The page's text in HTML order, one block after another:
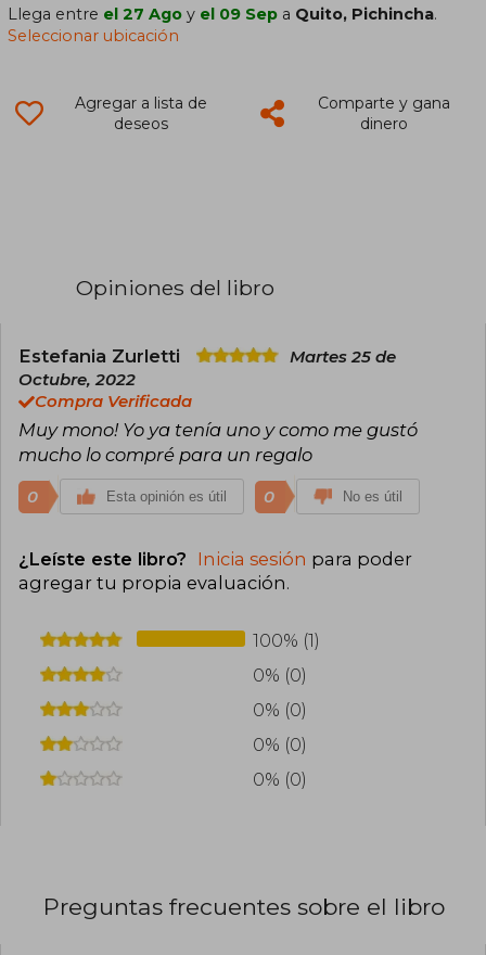
Llega entre el 27 Ago y el 09 Sep a Quito, Pichincha.
Seleccionar ubicación
Agregar a lista de
deseos
Comparte y gana
dinero
Opiniones del libro
Estefania Zurletti
Martes 25 de
Octubre, 2022
Compra Verificada
Muy mono! Yo ya tenía uno y como me gustó
mucho lo compré para un regalo
0 Esta opinión es útil 0 No es útil
¿Leíste este libro? Inicia sesión para poder
agregar tu propia evaluación.
100% (1)
0% (0)
0% (0)
0% (0)
0% (0)
Preguntas frecuentes sobre el libro